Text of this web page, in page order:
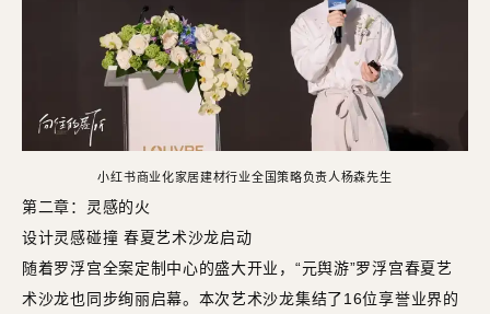
小红书商业化家居建材行业全国策略负责人杨森先生
第二章：灵感的火
设计灵感碰撞 春夏艺术沙龙启动
随着罗浮宫全案定制中心的盛大开业，“元舆游”罗浮宫春夏艺
术沙龙也同步绚丽启幕。本次艺术沙龙集结了16位享誉业界的